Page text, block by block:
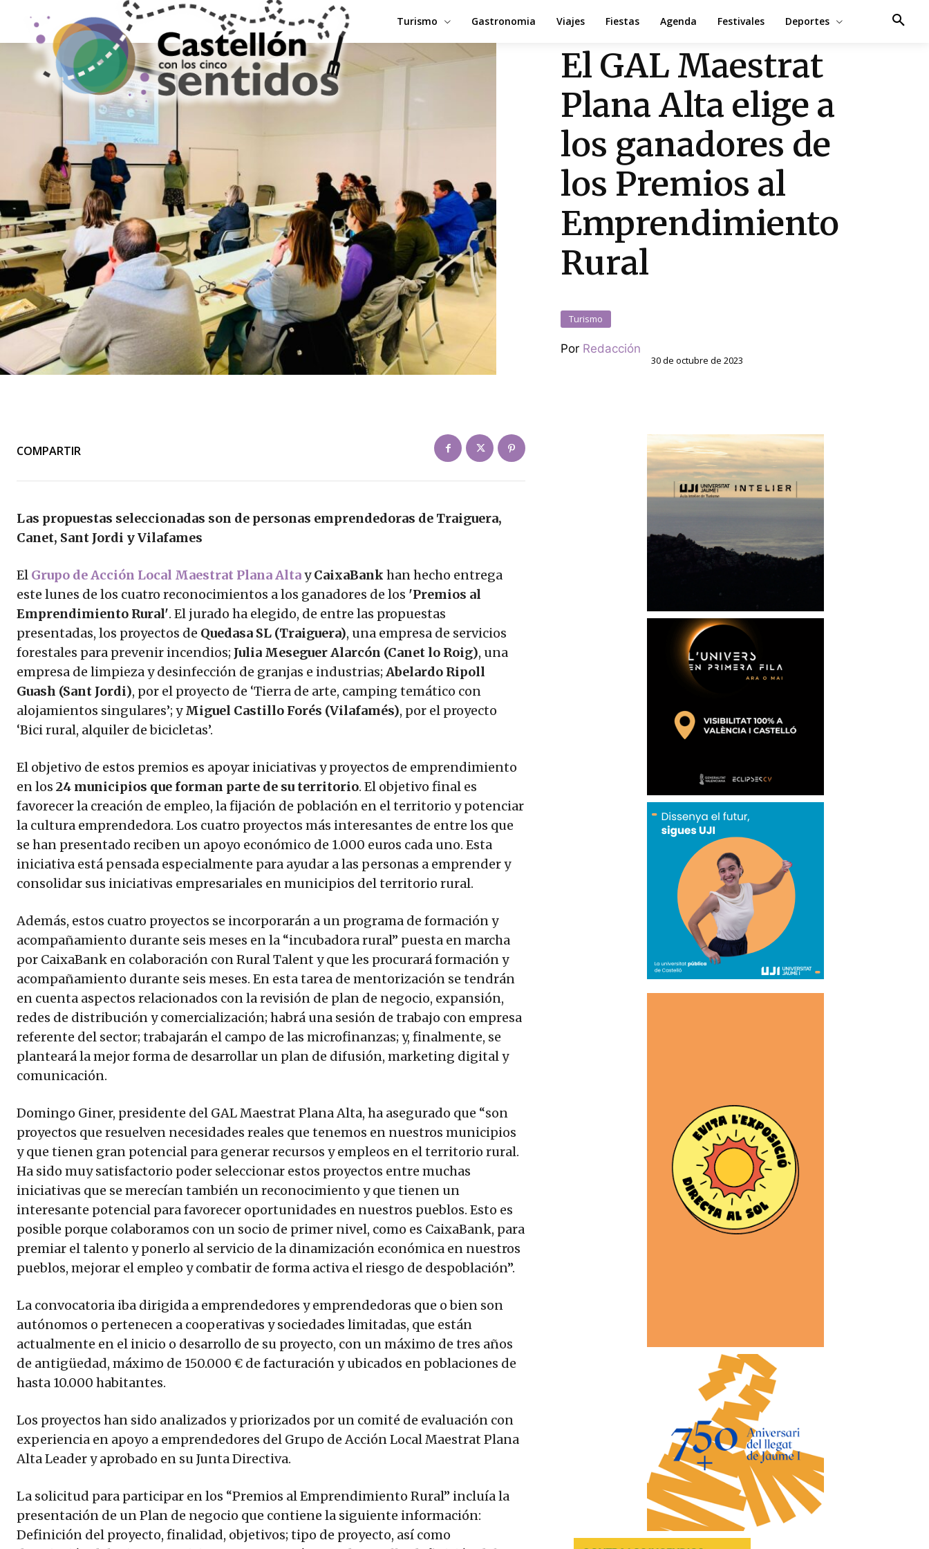
Turismo Gastronomia Viajes Fiestas Agenda Festivales Deportes
El GAL Maestrat
Plana Alta elige a
los ganadores de
los Premios al
Emprendimiento
Rural
Turismo
Por Redacción
30 de octubre de 2023
COMPARTIR
Las propuestas seleccionadas son de personas emprendedoras de Traiguera,
Canet, Sant Jordi y Vilafames
El Grupo de Acción Local Maestrat Plana AltayCaixaBank han hecho entrega
este lunes de los cuatro reconocimientos a los ganadores de los 'Premios al
Emprendimiento Rural'. El jurado ha elegido, de entre las propuestas
presentadas, los proyectos de Quedasa SL (Traiguera), una empresa de servicios
forestales para prevenir incendios; Julia Meseguer Alarcón (Canet lo Roig), una
empresa de limpieza y desinfección de granjas e industrias; Abelardo Ripoll
Guash (Sant Jordi), por el proyecto de ‘Tierra de arte, camping temático con
alojamientos singulares’; yMiguel Castillo Forés (Vilafamés), por el proyecto
‘Bici rural, alquiler de bicicletas’.
El objetivo de estos premios es apoyar iniciativas y proyectos de emprendimiento
en los 24 municipios que forman parte de su territorio. El objetivo final es
favorecer la creación de empleo, la fijación de población en el territorio y potenciar
la cultura emprendedora. Los cuatro proyectos más interesantes de entre los que
se han presentado reciben un apoyo económico de 1.000 euros cada uno. Esta
iniciativa está pensada especialmente para ayudar a las personas a emprender y
consolidar sus iniciativas empresariales en municipios del territorio rural.
Además, estos cuatro proyectos se incorporarán a un programa de formación y
acompañamiento durante seis meses en la “incubadora rural” puesta en marcha
por CaixaBank en colaboración con Rural Talent y que les procurará formación y
acompañamiento durante seis meses. En esta tarea de mentorización se tendrán
en cuenta aspectos relacionados con la revisión de plan de negocio, expansión,
redes de distribución y comercialización; habrá una sesión de trabajo con empresa
referente del sector; trabajarán el campo de las microfinanzas; y, finalmente, se
planteará la mejor forma de desarrollar un plan de difusión, marketing digital y
comunicación.
Domingo Giner, presidente del GAL Maestrat Plana Alta, ha asegurado que “son
proyectos que resuelven necesidades reales que tenemos en nuestros municipios
y que tienen gran potencial para generar recursos y empleos en el territorio rural.
Ha sido muy satisfactorio poder seleccionar estos proyectos entre muchas
iniciativas que se merecían también un reconocimiento y que tienen un
interesante potencial para favorecer oportunidades en nuestros pueblos. Esto es
posible porque colaboramos con un socio de primer nivel, como es CaixaBank, para
premiar el talento y ponerlo al servicio de la dinamización económica en nuestros
pueblos, mejorar el empleo y combatir de forma activa el riesgo de despoblación”.
La convocatoria iba dirigida a emprendedores y emprendedoras que o bien son
autónomos o pertenecen a cooperativas y sociedades limitadas, que están
actualmente en el inicio o desarrollo de su proyecto, con un máximo de tres años
de antigüedad, máximo de 150.000 € de facturación y ubicados en poblaciones de
hasta 10.000 habitantes.
Los proyectos han sido analizados y priorizados por un comité de evaluación con
experiencia en apoyo a emprendedores del Grupo de Acción Local Maestrat Plana
Alta Leader y aprobado en su Junta Directiva.
La solicitud para participar en los “Premios al Emprendimiento Rural” incluía la
presentación de un Plan de negocio que contiene la siguiente información:
Definición del proyecto, finalidad, objetivos; tipo de proyecto, así como